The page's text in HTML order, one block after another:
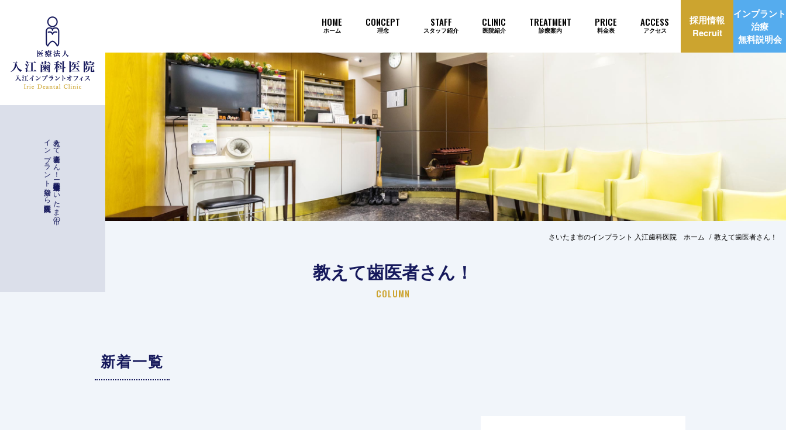
教え
て
歯医者さ
ん
！
ー
与野駅徒歩二分
埼玉県さ
い
た
ま
市の
イ
ン
プ
ラ
ン
ト
治療な
ら
入江歯科医院
HOME
ホーム
CONCEPT
理念
STAFF
スタッフ紹介
CLINIC
医院紹介
TREATMENT
診療案内
インプラント治療 当院のインプラントが選ばれ続ける理由 インプラント治療自動見積もり
PRICE
料金表
ACCESS
アクセス
採用情報
Recruit
インプラント
治療
無料説明会
さいたま市のインプラント 入江歯科医院 ホーム 教えて歯医者さん！
教えて歯医者さん！
COLUMN
新着一覧